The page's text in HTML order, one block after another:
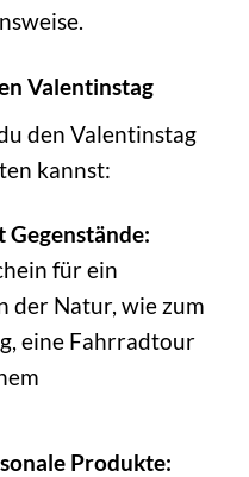
Valentinstag
den Valentinstag
kannst:
Gegenstände:
für ein
der Natur, wie zum
eine Fahrradtour
Produkte: